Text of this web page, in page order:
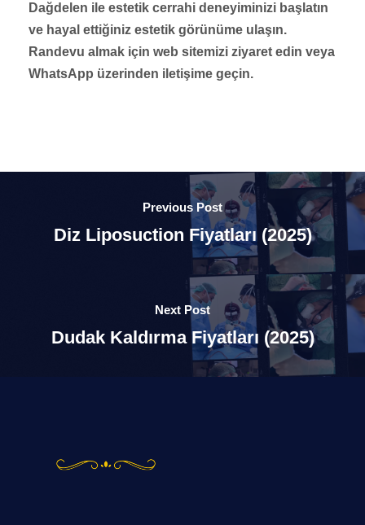
Dağdelen ile estetik cerrahi deneyiminizi başlatın
ve hayal ettiğiniz estetik görünüme ulaşın.
Randevu almak için web sitemizi ziyaret edin veya
WhatsApp üzerinden iletişime geçin.
Previous Post
Diz Liposuction Fiyatları (2025)
Next Post
Dudak Kaldırma Fiyatları (2025)